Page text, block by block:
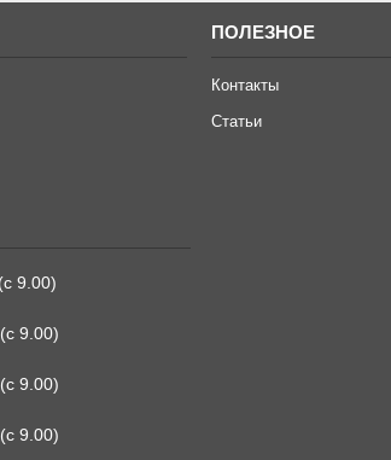
ПОЛЕЗНОЕ
Контакты
Статьи
с 9.00
с 9.00
с 9.00
с 9.00